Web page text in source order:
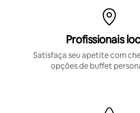
Profissionais
Satisfaça seu apetite com
opções de buffet